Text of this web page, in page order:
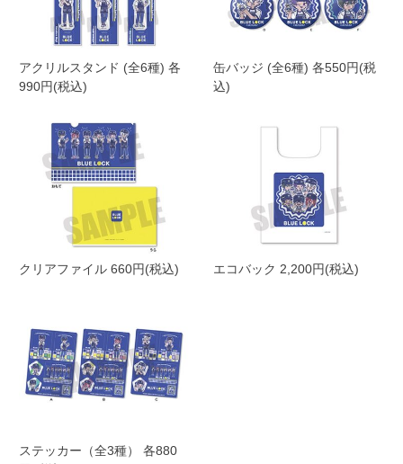
アクリルスタンド (全6種) 各
990円(税込)
缶バッジ (全6種) 各550円(税
込)
クリアファイル 660円(税込) エコバック 2,200円(税込)
ステッカー（全3種） 各880